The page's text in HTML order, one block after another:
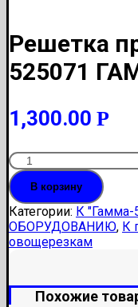
Решетка
525071
1,300.00 Р
Количество
Решетка
протирочная
525071
ГАММА-5А
В корзину
Категории: К "Гамма-
ОБОРУДОВАНИЮ, К
овощерезкам
Похожие